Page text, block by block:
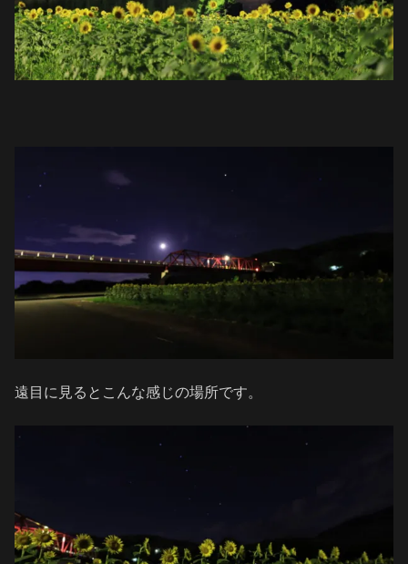
遠目に見るとこんな感じの場所です。